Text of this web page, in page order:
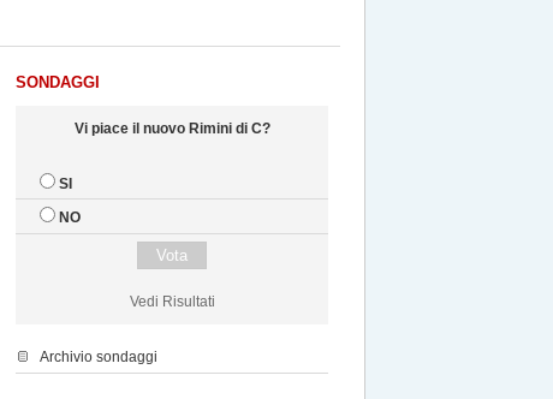
SONDAGGI
Vi piace il nuovo Rimini di C?
SI
NO
Vedi Risultati
Archivio sondaggi